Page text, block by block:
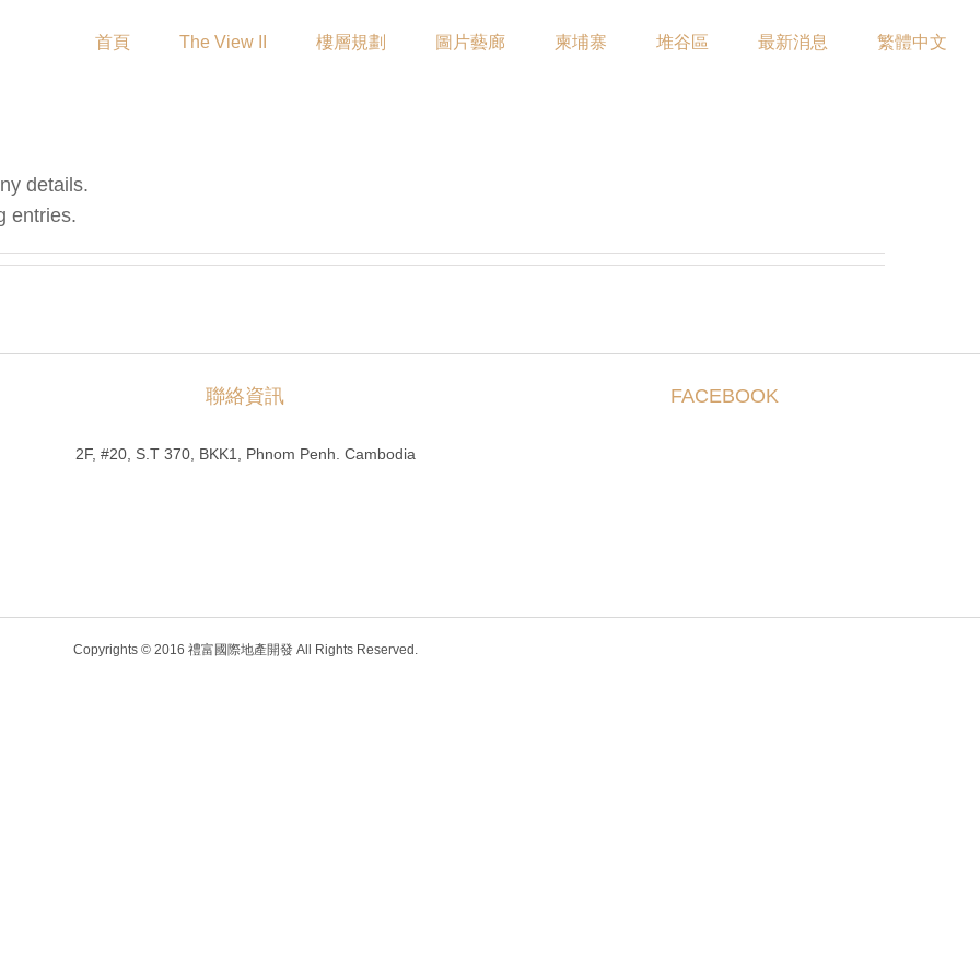
首頁 The View II 樓層規劃 圖片藝廊 柬埔寨 堆谷區 最新消息 繁體中文
details.
entries.
聯絡資訊
2F, #20, S.T 370, BKK1, Phnom Penh. Cambodia
FACEBOOK
Copyrights © 2016 禮富國際地產開發 All Rights Reserved.